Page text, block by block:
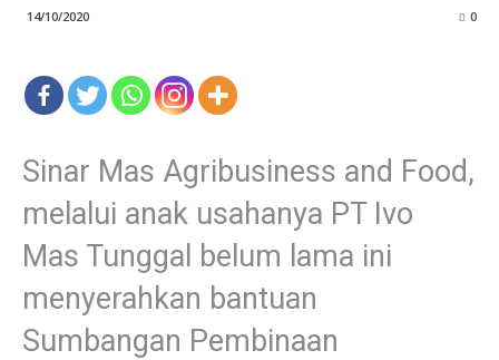
14/10/2020 0
Sinar Mas Agribusiness and Food,
melalui anak usahanya PT Ivo
Mas Tunggal belum lama ini
menyerahkan bantuan
Sumbangan Pembinaan